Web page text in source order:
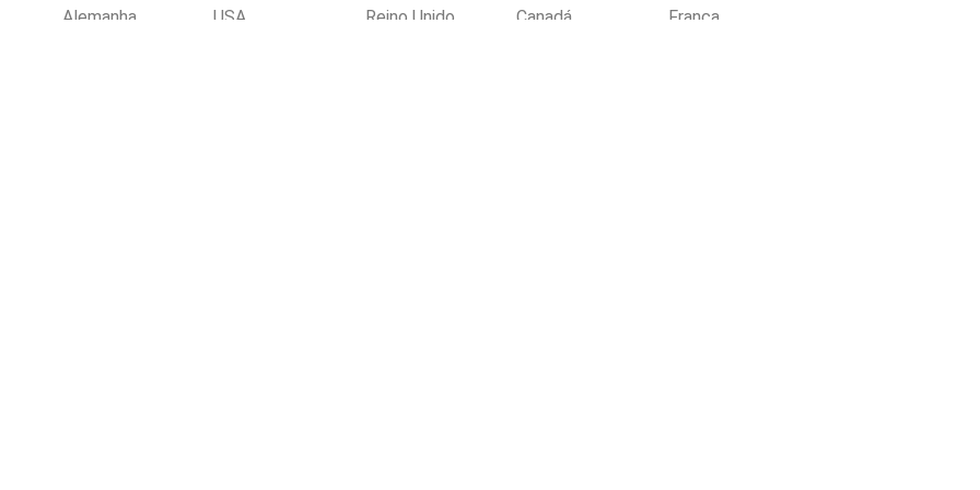
Alemanha USA Reino Unido Canadá França